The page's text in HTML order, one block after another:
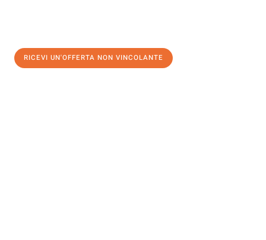
RICEVI UN'OFFERTA NON VINCOLANTE